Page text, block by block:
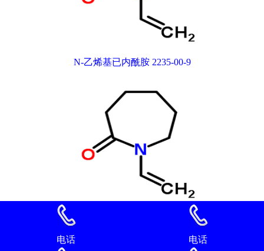
N-乙烯基已内酰胺 2235-00-9
N-乙烯基已内酰胺 2235-00-9
电话 电话